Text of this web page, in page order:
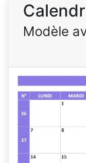
Modèle